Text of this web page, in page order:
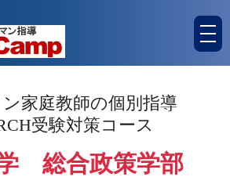
家庭教師の個別指導
受験対策コース
総合政策学部